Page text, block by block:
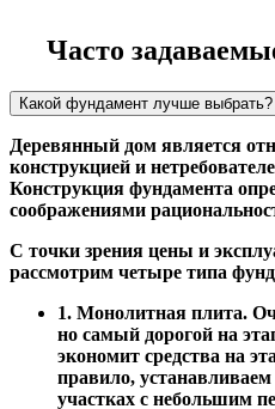
Часто
Какой фундамент лучше выбрать?
Деревянный дом является
конструкцией и
Конструкция фундамента
соображениями
С точки зрения цены и
рассмотрим четыре типа
1. Монолитная плита.
но самый дорогой на
экономит средства на
правило,
участках с небольшим